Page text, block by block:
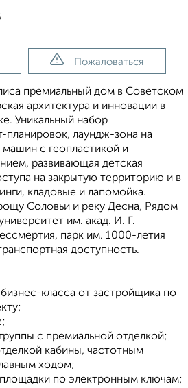
Пожаловаться
премиальный дом в Советском
архитектура и инновации в
Уникальный набор
планировок, лаундж-зона на
с геопластикой и
развивающая детская
на закрытую территорию и в
кладовые и лапомойка.
Соловьи и реку Десна, Рядом
им. акад. И. Г.
парк им. 1000-летия
доступность.
класса от застройщика по
с премиальной отделкой;
кабины, частотным
ходом;
по электронным ключам;